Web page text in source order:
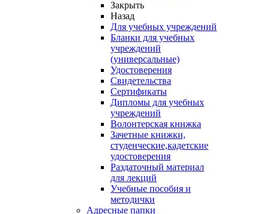
Закрыть
Назад
Для учебных учреждений
Бланки для учебных
учреждений
(универсальные)
Удостоверения
Свидетельства
Сертификаты
Дипломы для учебных
учреждений
Волонтерская книжка
Зачетные книжки,
студенческие,кадетские
удостоверения
Раздаточный материал
для лекций
Учебные пособия и
методички
Адресные папки